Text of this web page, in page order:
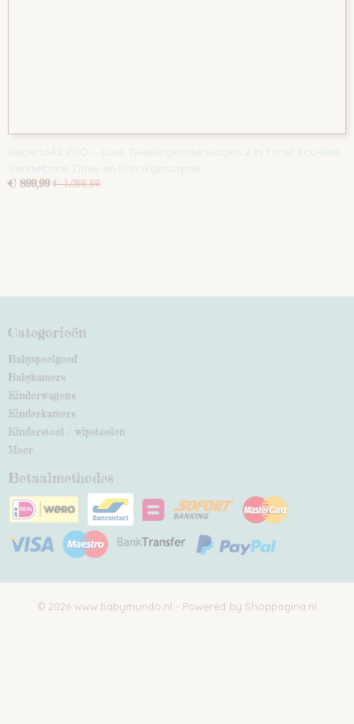
Bebetto42 PRO – Luxe Tweelingkinderwagen 2 in 1 met Eco-leer,
Verstelbare Zitjes en Schokabsorptie
€ 899,99 € 1.099,99
Categorieën
Babyspeelgoed
Babykamers
Kinderwagens
Kinderkamers
Kinderstoel / wipstoelen
Meer
Betaalmethodes
© 2026 www.babymundo.nl - Powered by Shoppagina.nl